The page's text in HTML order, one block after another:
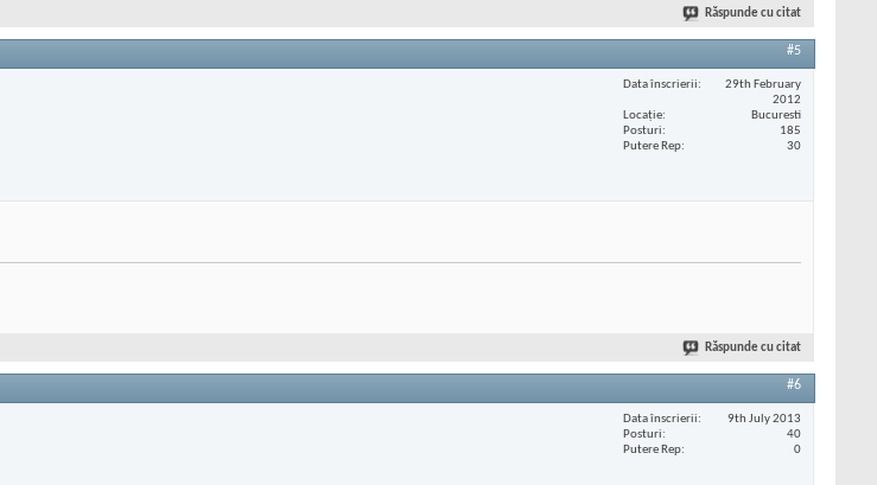
Răspunde cu citat
#5
Data înscrierii
29th February
2012
Locaţie
Bucuresti
Posturi
185
Putere Rep
30
Răspunde cu citat
#6
Data înscrierii
9th July 2013
Posturi
40
Putere Rep
0